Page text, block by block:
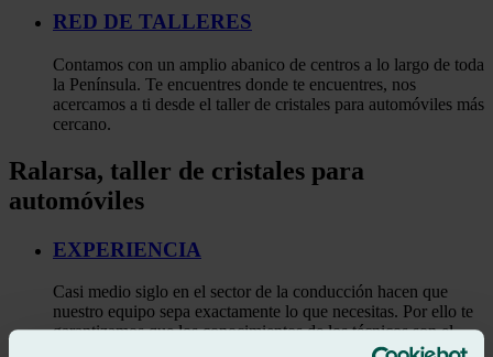
RED DE TALLERES
Contamos con un amplio abanico de centros a lo largo de toda
la Península. Te encuentres donde te encuentres, nos
acercamos a ti desde el taller de cristales para automóviles más
cercano.
Ralarsa, taller de cristales para
automóviles
EXPERIENCIA
Casi medio siglo en el sector de la conducción hacen que
nuestro equipo sepa exactamente lo que necesitas. Por ello te
garantizamos que los conocimientos de los técnicos son el